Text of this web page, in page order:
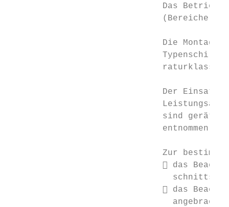
Das
(Bereiche
Die Montage
Typenschild
raturklasse
Der
sind
entnommen
Zur
 das
 das